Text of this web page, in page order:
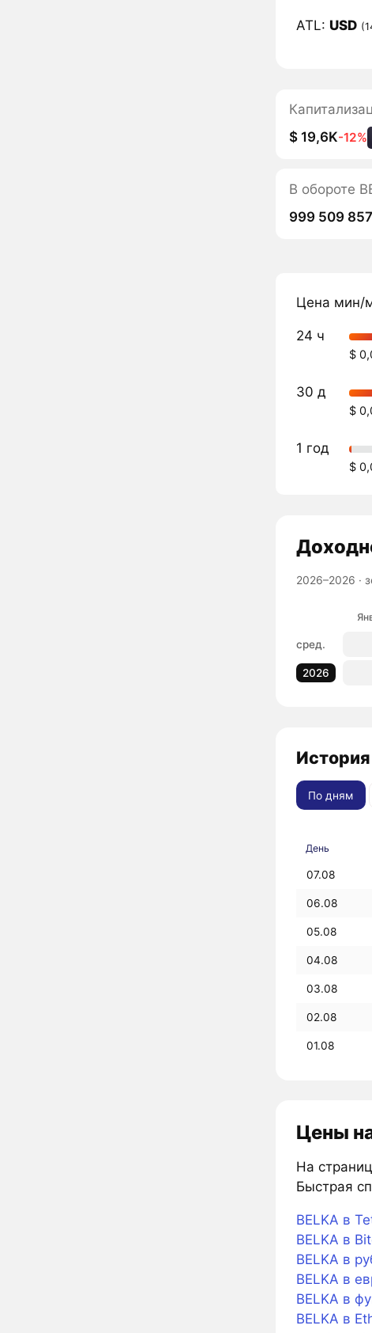
ATL: USD
$ 19,6K-12%
В обороте
999 509 857
Цена мин/
24 ч
$
30 д
$
1 год
$
2026–2026 ·
сред.
2026
История
По дням
День
07.08
06.08
05.08
04.08
03.08
02.08
01.08
Цены
На
Быстрая
BELKA в
BELKA в
BELKA в
BELKA в
BELKA в
BELKA в